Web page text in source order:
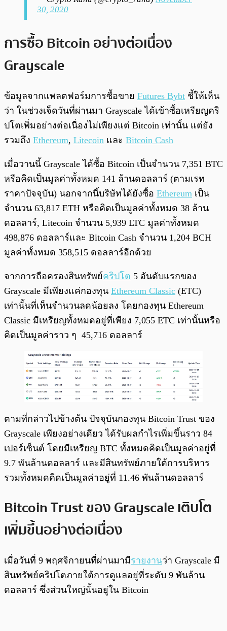
30, 2020
การซื้อ Bitcoin อย่างต่อเนื่อง
Grayscale
ข้อมูลจากแพลตฟอร์มการซื้อขาย Futures Bybt ชี้ให้เห็น
ว่า ในช่วงเจ็ดวันที่ผ่านมา Grayscale ได้เข้าซื้อเหรียญคริ
ปโตเพิ่มอย่างต่อเนื่องไม่เพียงแต่ Bitcoin เท่านั้น แต่ยัง
รวมถึง Ethereum, Litecoin และ Bitcoin Cash
เมื่อวานนี้ Grayscale ได้ซื้อ Bitcoin เป็นจำนวน 7,351 BTC
หรือคิดเป็นมูลค่าทั้งหมด 141 ล้านดอลลาร์ (ตามเรท
ราคาปัจจุบัน) นอกจากนี้บริษัทได้ยังซื้อ Ethereum เป็น
จำนวน 63,817 ETH หรือคิดเป็นมูลค่าทั้งหมด 38 ล้าน
ดอลลาร์, Litecoin จำนวน 5,939 LTC มูลค่าทั้งหมด
498,876 ดอลลาร์และ Bitcoin Cash จำนวน 1,204 BCH
มูลค่าทั้งหมด 358,515 ดอลลาร์อีกด้วย
จากการถือครองสินทรัพย์คริปโต 5 อันดับแรกของ
Grayscale มีเพียงแค่กองทุน Ethereum Classic (ETC)
เท่านั้นที่เห็นจำนวนลดน้อยลง โดยกองทุน Ethereum
Classic มีเหรียญทั้งหมดอยู่ที่เพียง 7,055 ETC เท่านั้นหรือ
คิดเป็นมูลค่าราว ๆ 45,716 ดอลลาร์
ตามที่กล่าวไปข้างต้น ปัจจุบันกองทุน Bitcoin Trust ของ
Grayscale เพียงอย่างเดียว ได้รับผลกำไรเพิ่มขึ้นราว 84
เปอร์เซ็นต์ โดยมีเหรียญ BTC ทั้งหมดคิดเป็นมูลค่าอยู่ที่
9.7 พันล้านดอลลาร์ และมีสินทรัพย์ภายใต้การบริหาร
รวมทั้งหมดคิดเป็นมูลค่าอยู่ที่ 11.46 พันล้านดอลลาร์
Bitcoin Trust ของ Grayscale เติบโต
เพิ่มขึ้นอย่างต่อเนื่อง
เมื่อวันที่ 9 พฤศจิกายนที่ผ่านมามีรายงานว่า Grayscale มี
สินทรัพย์คริปโตภายใต้การดูแลอยู่ที่ระดับ 9 พันล้าน
ดอลลาร์ ซึ่งส่วนใหญ่นั้นอยู่ใน Bitcoin